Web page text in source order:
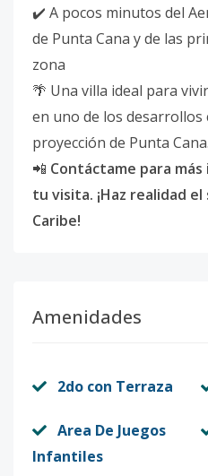
✔️ A pocos minutos del
de Punta Cana y de las
zona
🌴 Una villa ideal para
en uno de los
proyección de Punta Cana.
📲 Contáctame para
tu visita. ¡Haz realidad
Caribe!
Amenidades
2do con Terraza
Area De Juegos
Infantiles